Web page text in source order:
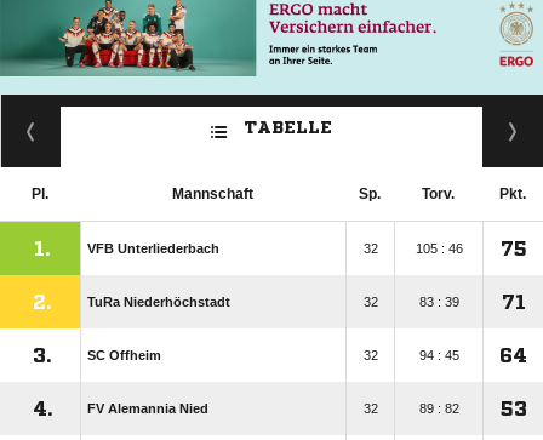
TABELLE
Pl. Mannschaft Sp. Torv. Pkt.
1. VFB Unterliederbach 32 105 : 46 75
2. TuRa Niederhöchstadt 32 83 : 39 71
3. SC Offheim 32 94 : 45 64
4. FV Alemannia Nied 32 89 : 82 53